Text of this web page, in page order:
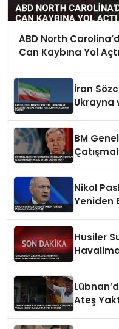
ABD North
Can Kaybına Yol Açtı
İran
Ukrayna
BM
Nikol
Yeniden
Husiler
Ateş